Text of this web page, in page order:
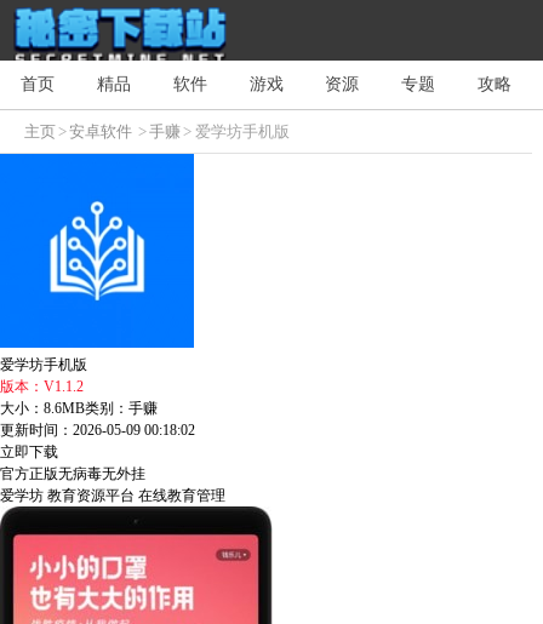
首页 精品 软件 游戏 资源 专题 攻略
主页>安卓软件 >手赚> 爱学坊手机版
爱学坊手机版
版本：V1.1.2
大小：8.6MB类别：手赚
更新时间：2026-05-09 00:18:02
立即下载
官方正版无病毒无外挂
爱学坊 教育资源平台 在线教育管理